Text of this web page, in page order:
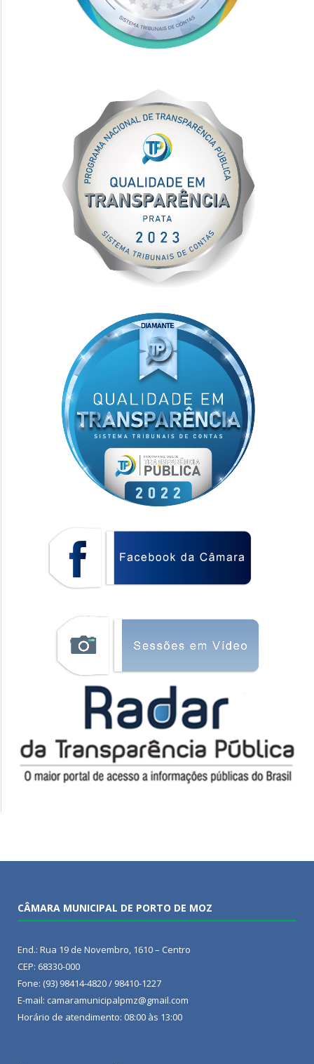
CÂMARA MUNICIPAL DE PORTO DE MOZ
End.: Rua 19 de Novembro, 1610 – Centro
CEP: 68330-000
Fone: (93) 98414-4820 / 98410-1227
E-mail: camaramunicipalpmz@gmail.com
Horário de atendimento: 08:00 às 13:00